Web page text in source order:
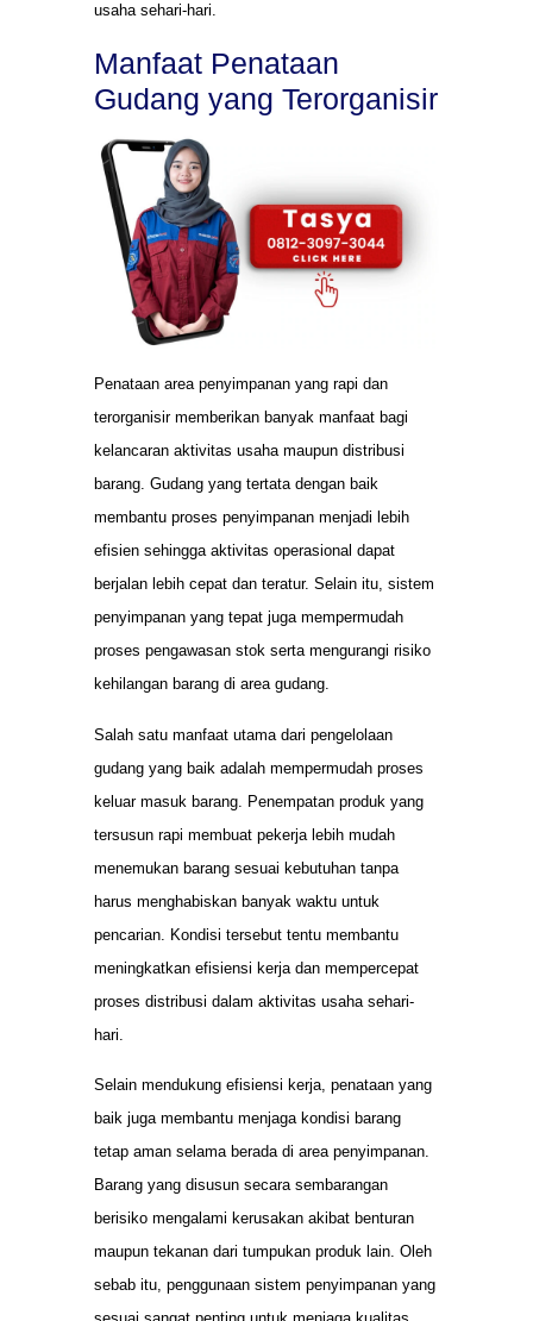
usaha sehari-hari.
Manfaat Penataan
Gudang yang Terorganisir
Penataan area penyimpanan yang rapi dan
terorganisir memberikan banyak manfaat bagi
kelancaran aktivitas usaha maupun distribusi
barang. Gudang yang tertata dengan baik
membantu proses penyimpanan menjadi lebih
efisien sehingga aktivitas operasional dapat
berjalan lebih cepat dan teratur. Selain itu, sistem
penyimpanan yang tepat juga mempermudah
proses pengawasan stok serta mengurangi risiko
kehilangan barang di area gudang.
Salah satu manfaat utama dari pengelolaan
gudang yang baik adalah mempermudah proses
keluar masuk barang. Penempatan produk yang
tersusun rapi membuat pekerja lebih mudah
menemukan barang sesuai kebutuhan tanpa
harus menghabiskan banyak waktu untuk
pencarian. Kondisi tersebut tentu membantu
meningkatkan efisiensi kerja dan mempercepat
proses distribusi dalam aktivitas usaha sehari-
hari.
Selain mendukung efisiensi kerja, penataan yang
baik juga membantu menjaga kondisi barang
tetap aman selama berada di area penyimpanan.
Barang yang disusun secara sembarangan
berisiko mengalami kerusakan akibat benturan
maupun tekanan dari tumpukan produk lain. Oleh
sebab itu, penggunaan sistem penyimpanan yang